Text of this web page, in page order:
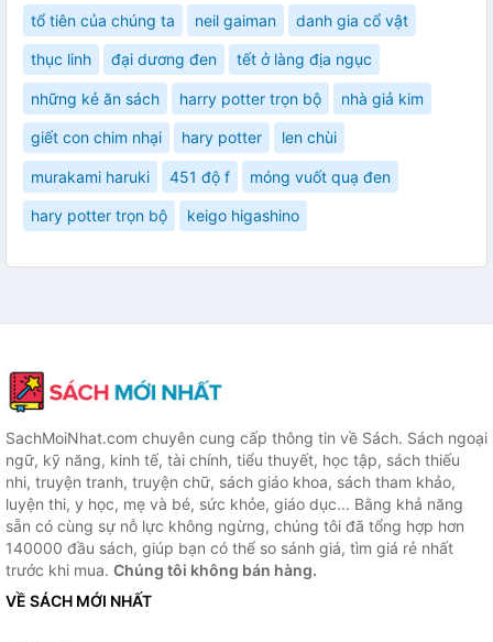
tổ tiên của chúng ta neil gaiman danh gia cổ vật
thục linh đại dương đen tết ở làng địa ngục
những kẻ ăn sách harry potter trọn bộ nhà giả kim
giết con chim nhại hary potter len chùi
murakami haruki 451 độ f móng vuốt quạ đen
hary potter trọn bộ keigo higashino
SachMoiNhat.com chuyên cung cấp thông tin về Sách. Sách ngoại
ngữ, kỹ năng, kinh tế, tài chính, tiểu thuyết, học tập, sách thiếu
nhi, truyện tranh, truyện chữ, sách giáo khoa, sách tham khảo,
luyện thi, y học, mẹ và bé, sức khỏe, giáo dục... Bằng khả năng
sẵn có cùng sự nỗ lực không ngừng, chúng tôi đã tổng hợp hơn
140000 đầu sách, giúp bạn có thể so sánh giá, tìm giá rẻ nhất
trước khi mua. Chúng tôi không bán hàng.
VỀ SÁCH MỚI NHẤT